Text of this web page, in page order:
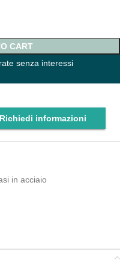
CART
senza interessi
Richiedi informazioni
in acciaio